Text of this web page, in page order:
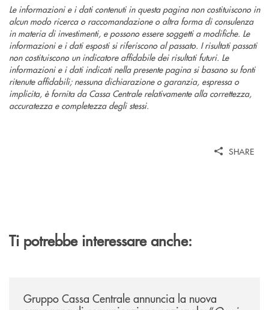
Le informazioni e i dati contenuti in questa pagina non costituiscono in
alcun modo ricerca o raccomandazione o altra forma di consulenza
in materia di investimenti, e possono essere soggetti a modifiche. Le
informazioni e i dati esposti si riferiscono al passato. I risultati passati
non costituiscono un indicatore affidabile dei risultati futuri. Le
informazioni e i dati indicati nella presente pagina si basano su fonti
ritenute affidabili; nessuna dichiarazione o garanzia, espressa o
implicita, è fornita da Cassa Centrale relativamente alla correttezza,
accuratezza e completezza degli stessi.
SHARE
Ti potrebbe interessare anche:
Gruppo Cassa Centrale annuncia la nuova